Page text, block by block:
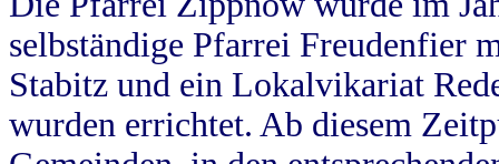
selbständige Pfarrei Freudenfier
Stabitz und ein Lokalvikariat
wurden errichtet. Ab diesem